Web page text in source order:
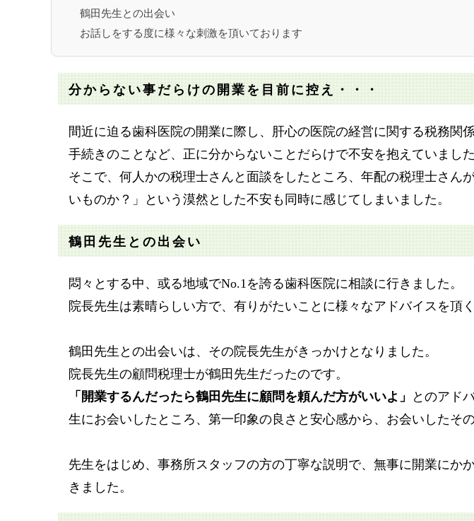
鶴田先生との出会い
お話しをする度に様々な刺激を頂いております
分からない事だらけの開業を目前に控え・・・
間近に迫る歯科医院の開業に際し、肝心の医院の経営に関する税務関
手続きのことなど、正に分からないことだらけで不安を抱えていました
そこで、何人かの税理士さんと面談をしたところ、年配の税理士さん
いものか？」という漠然とした不安も同時に感じてしまいました。
鶴田先生との出会い
悶々とする中、或る地域でNo.1を誇る歯科医院に相談に行きました。
院長先生は素晴らしい方で、有りがたいことに様々なアドバイスを頂
鶴田先生との出会いは、その院長先生がきっかけとなりました。
院長先生の顧問税理士が鶴田先生だったのです。
「開業するんだったら鶴田先生に顧問を頼んだ方がいいよ」
とのアド
生にお会いしたところ、第一印象の良さと安心感から、お会いしたそ
先生をはじめ、事務所スタッフの方の丁寧な説明で、無事に開業にか
きました。